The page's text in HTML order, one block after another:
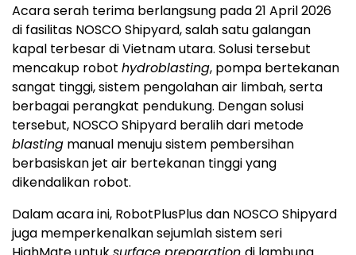
Acara serah terima berlangsung pada 21 April 2026
di fasilitas NOSCO Shipyard, salah satu galangan
kapal terbesar di Vietnam utara. Solusi tersebut
mencakup robot hydroblasting, pompa bertekanan
sangat tinggi, sistem pengolahan air limbah, serta
berbagai perangkat pendukung. Dengan solusi
tersebut, NOSCO Shipyard beralih dari metode
blasting manual menuju sistem pembersihan
berbasiskan jet air bertekanan tinggi yang
dikendalikan robot.
Dalam acara ini, RobotPlusPlus dan NOSCO Shipyard
juga memperkenalkan sejumlah sistem seri